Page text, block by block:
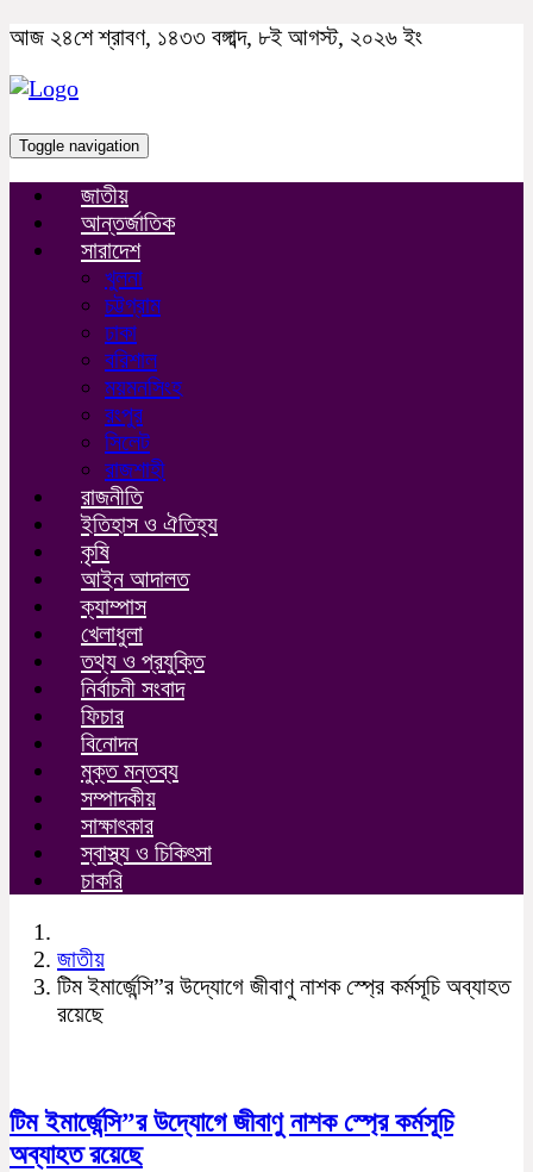
আজ ২৪শে শ্রাবণ, ১৪৩৩ বঙ্গাব্দ, ৮ই আগস্ট, ২০২৬ ইং
Toggle navigation
জাতীয়
আন্তর্জাতিক
সারাদেশ
খুলনা
চট্টগ্রাম
ঢাকা
বরিশাল
ময়মনসিংহ
রংপুর
সিলেট
রাজশাহী
রাজনীতি
ইতিহাস ও ঐতিহ্য
কৃষি
আইন আদালত
ক্যাম্পাস
খেলাধুলা
তথ্য ও প্রযুক্তি
নির্বাচনী সংবাদ
ফিচার
বিনোদন
মুক্ত মন্তব্য
সম্পাদকীয়
সাক্ষাৎকার
স্বাস্থ্য ও চিকিৎসা
চাকরি
জাতীয়
টিম ইমার্জেন্সি”র উদ্যােগে জীবাণু নাশক স্প্রে কর্মসূচি অব্যাহত
রয়েছে
টিম ইমার্জেন্সি”র উদ্যােগে জীবাণু নাশক স্প্রে কর্মসূচি
অব্যাহত রয়েছে